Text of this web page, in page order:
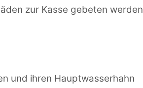
zur Kasse gebeten werden
und ihren Hauptwasserhahn